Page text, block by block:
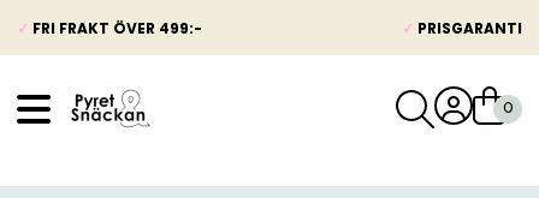
✓ FRI FRAKT ÖVER 499:- ✓ PRISGARANTI